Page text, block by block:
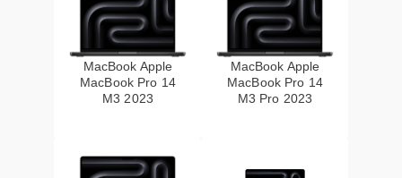
MacBook Apple
MacBook Pro 14
M3 2023
MacBook Apple
MacBook Pro 14
M3 Pro 2023